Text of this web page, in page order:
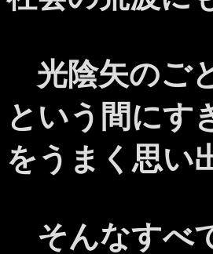
光陰矢のご
という間にす
をうまく思い
そんなすべ